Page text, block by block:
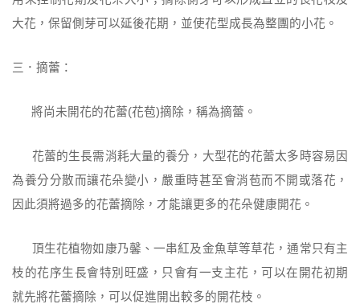
大花，保留側芽可以延後花期，並使花型成長為整團的小花。
三．摘蕾：
將尚未開花的花蕾(花苞)摘除，稱為摘蕾。
花蕾的生長需消耗大量的養分，大型花的花蕾太多時容易因
為養分分散而讓花朵變小，嚴重時甚至會消苞而不開或落花，
因此須將過多的花蕾摘除，才能讓更多的花朵健康開花。
頂生花植物如康乃馨、一串紅及金魚草等草花，通常只有主
枝的花序生長會特別旺盛，只會有一支主花，可以在開花初期
就先將花蕾摘除，可以促進開出較多的開花枝。